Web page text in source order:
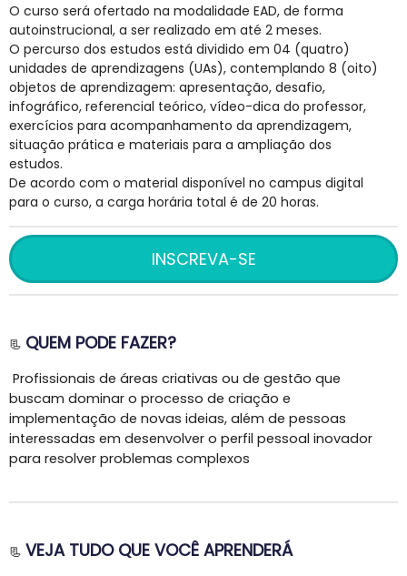
O curso será ofertado na modalidade EAD, de forma
autoinstrucional, a ser realizado em até 2 meses.
O percurso dos estudos está dividido em 04 (quatro)
unidades de aprendizagens (UAs), contemplando 8 (oito)
objetos de aprendizagem: apresentação, desafio,
infográfico, referencial teórico, vídeo-dica do professor,
exercícios para acompanhamento da aprendizagem,
situação prática e materiais para a ampliação dos
estudos.
De acordo com o material disponível no campus digital
para o curso, a carga horária total é de 20 horas.
INSCREVA-SE
📃 QUEM PODE FAZER?
Profissionais de áreas criativas ou de gestão que
buscam dominar o processo de criação e
implementação de novas ideias, além de pessoas
interessadas em desenvolver o perfil pessoal inovador
para resolver problemas complexos
📃 VEJA TUDO QUE VOCÊ APRENDERÁ